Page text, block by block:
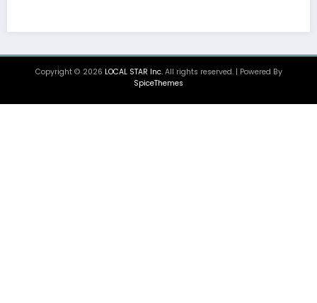
センター向け発電機用エンジン軸受の生産
を決定 ～北米顧客との生産コミットメン
基づく40億円規模の新工場建設～